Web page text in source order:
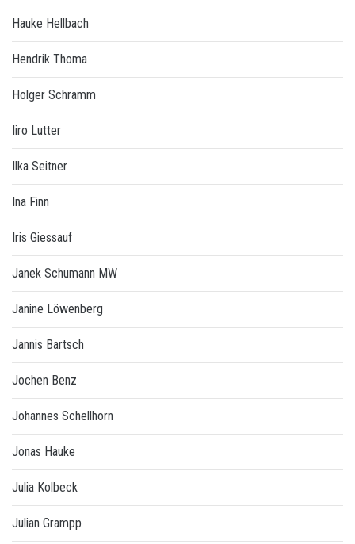
Hauke Hellbach
Hendrik Thoma
Holger Schramm
Iiro Lutter
Ilka Seitner
Ina Finn
Iris Giessauf
Janek Schumann MW
Janine Löwenberg
Jannis Bartsch
Jochen Benz
Johannes Schellhorn
Jonas Hauke
Julia Kolbeck
Julian Grampp